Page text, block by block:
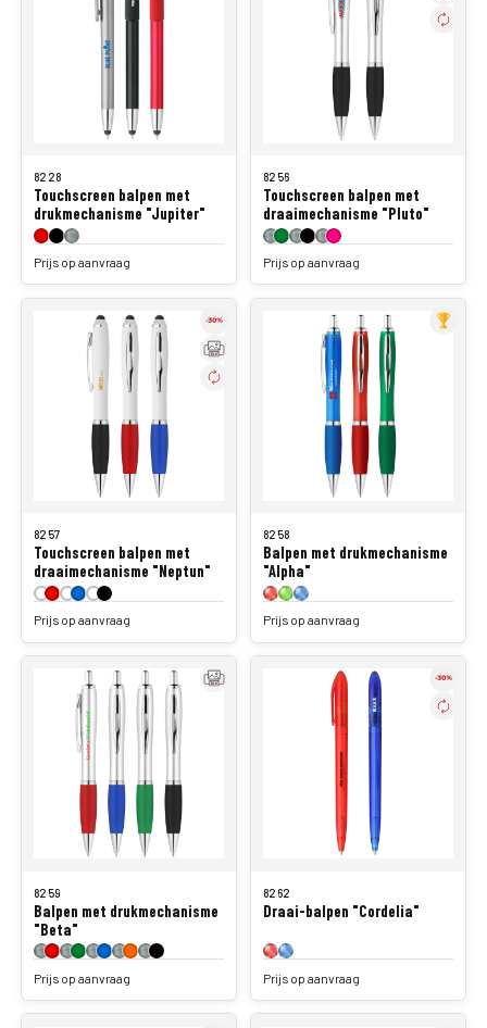
8228
Touchscreen balpen met
drukmechanisme "Jupiter"
Prijs op aanvraag
8256
Touchscreen balpen met
draaimechanisme "Pluto"
Prijs op aanvraag
8257
Touchscreen balpen met
draaimechanisme "Neptun"
Prijs op aanvraag
8258
Balpen met drukmechanisme
"Alpha"
Prijs op aanvraag
8259
Balpen met drukmechanisme
"Beta"
Prijs op aanvraag
8262
Draai-balpen "Cordelia"
Prijs op aanvraag